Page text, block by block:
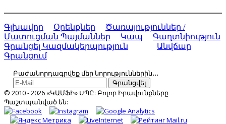
Գլխավոր Օրենքներ
Ծառայություններ /
Մատուցման Պայմաններ
Կապ
Գաղտնիություն
Գրանցել Կազմակերպություն
Անվճար
Գրանցում
Բաժանորդագրվեք մեր նորություններին․․․
Գրանցվել
© 2010 - 2026 «ԿԱՄՖԻ» ՍՊԸ: Բոլոր Իրավունքները
Պաշտպանված են: